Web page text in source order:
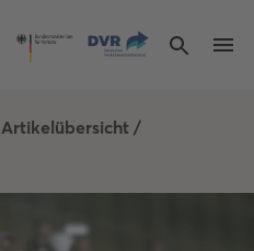
Artikelübersicht /